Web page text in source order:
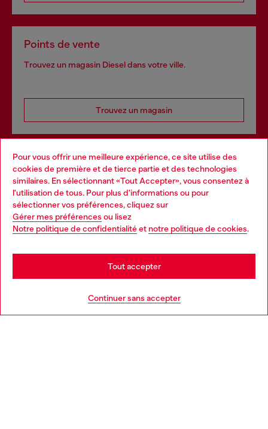
Pour vous offrir une meilleure expérience, ce site utilise des
cookies de première et de tierce partie et des technologies
similaires. En sélectionnant «Tout Accepter», vous consentez à
l'utilisation de tous. Pour plus d'informations ou pour
sélectionner vos préférences, cliquez sur
Gérer mes préférences ou lisez
Notre politique de confidentialitéet notre politique de cookies.
Continuer sans accepter
Tout accepter
Points de vente
Trouvez un magasin Diesel dans votre ville.
Trouvez un magasin
Services omnicanaux
Découvrez tous nos services, en ligne et en magasin.
En savoir plus
Choose your location
You are currently browsing France website, but it seems you
may be based in United States